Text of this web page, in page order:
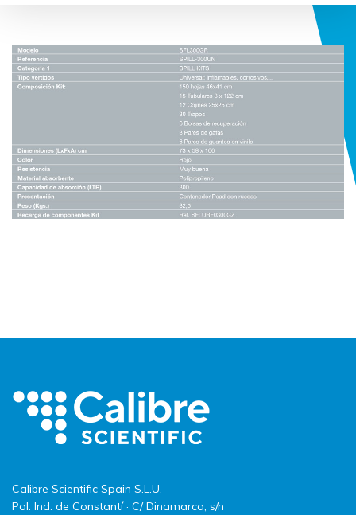
Calibre Scientific Spain S.L.U.
Pol. Ind. de Constantí · C/ Dinamarca, s/n